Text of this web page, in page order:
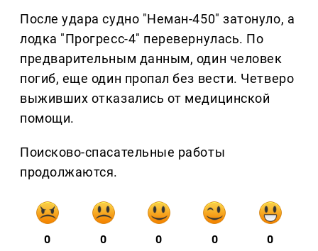
После удара судно "Неман-450" затонуло, а
лодка "Прогресс-4" перевернулась. По
предварительным данным, один человек
погиб, еще один пропал без вести. Четверо
выживших отказались от медицинской
помощи.
Поисково-спасательные работы
продолжаются.
0 0 0 0 0